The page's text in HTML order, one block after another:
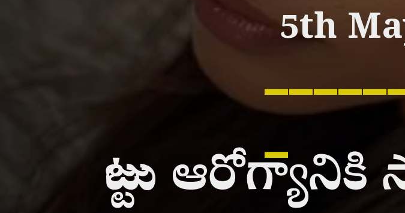
5th
_
జుట్టు